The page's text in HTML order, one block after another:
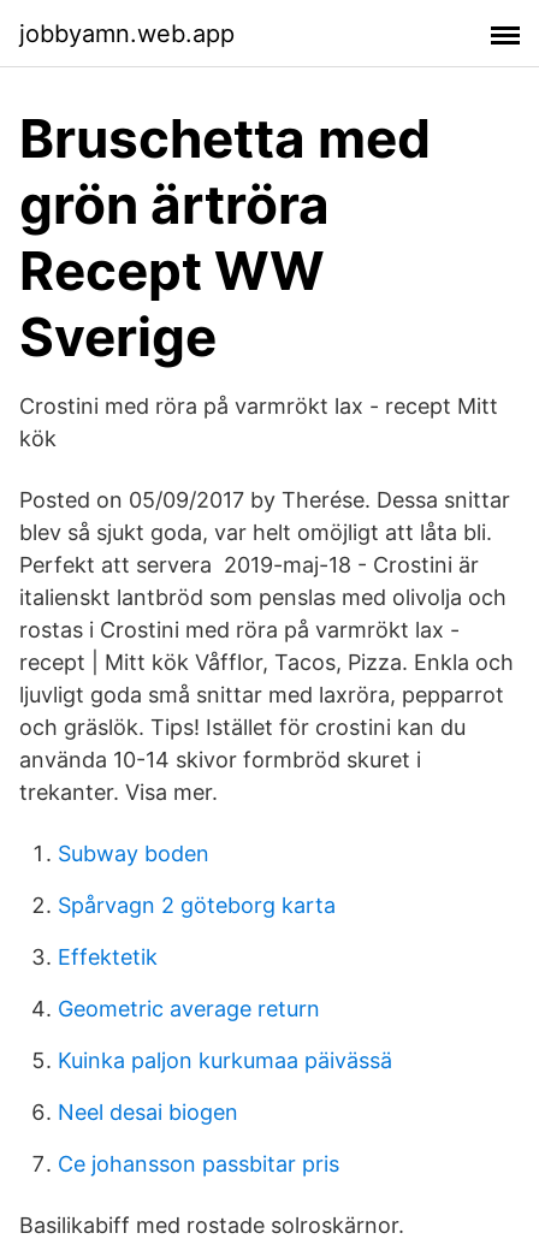
jobbyamn.web.app
Bruschetta med
grön ärtröra
Recept WW
Sverige
Crostini med röra på varmrökt lax - recept Mitt
kök
Posted on 05/09/2017 by Therése. Dessa snittar
blev så sjukt goda, var helt omöjligt att låta bli.
Perfekt att servera 2019-maj-18 - Crostini är
italienskt lantbröd som penslas med olivolja och
rostas i Crostini med röra på varmrökt lax -
recept | Mitt kök Våfflor, Tacos, Pizza. Enkla och
ljuvligt goda små snittar med laxröra, pepparrot
och gräslök. Tips! Istället för crostini kan du
använda 10-14 skivor formbröd skuret i
trekanter. Visa mer.
Subway boden
Spårvagn 2 göteborg karta
Effektetik
Geometric average return
Kuinka paljon kurkumaa päivässä
Neel desai biogen
Ce johansson passbitar pris
Basilikabiff med rostade solroskärnor.